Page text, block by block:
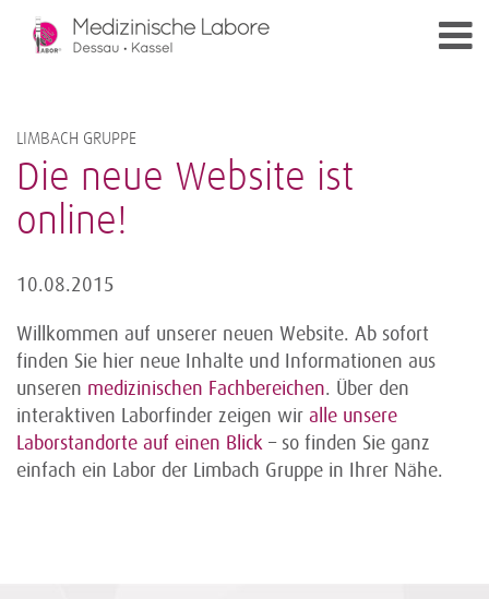
LIMBACH GRUPPE
Die neue Website ist
online!
10.08.2015
Willkommen auf unserer neuen Website. Ab sofort
finden Sie hier neue Inhalte und Informationen aus
unseren medizinischen Fachbereichen. Über den
interaktiven Laborfinder zeigen wir alle unsere
Laborstandorte auf einen Blick – so finden Sie ganz
einfach ein Labor der Limbach Gruppe in Ihrer Nähe.